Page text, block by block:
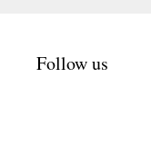
Follow us